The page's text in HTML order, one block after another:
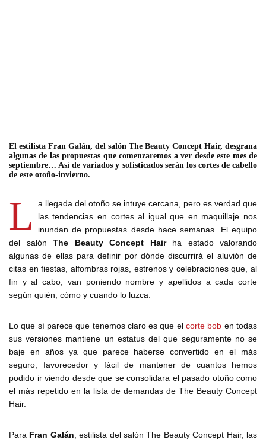
El estilista Fran Galán, del salón The Beauty Concept Hair, desgrana
algunas de las propuestas que comenzaremos a ver desde este mes de
septiembre… Así de variados y sofisticados serán los cortes de cabello
de este otoño-invierno.
L
a llegada del otoño se intuye cercana, pero es verdad que
las tendencias en cortes al igual que en maquillaje nos
inundan de propuestas desde hace semanas. El equipo
del salón The Beauty Concept Hair
ha estado valorando
algunas de ellas para definir por dónde discurrirá el aluvión de
citas en fiestas, alfombras rojas, estrenos y celebraciones que, al
fin y al cabo, van poniendo nombre y apellidos a cada corte
según quién, cómo y cuando lo luzca.
Lo que sí parece que tenemos claro es que elcorte bob en todas
sus versiones mantiene un estatus del que seguramente no se
baje en años ya que parece haberse convertido en el más
seguro, favorecedor y fácil de mantener de cuantos hemos
podido ir viendo desde que se consolidara el pasado otoño como
el más repetido en la lista de demandas de The Beauty Concept
Hair.
Para Fran Galán, estilista del salón The Beauty Concept Hair, las